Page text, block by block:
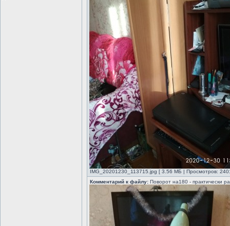
IMG_20201230_113715.jpg [ 3.56 МБ | Просмотров:
Комментарий к файлу: Поворот на180 - практически